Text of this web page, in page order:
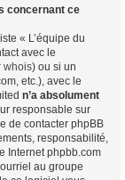
concernant ce
« L’équipe du
avec le
whois) ou si un
etc.), avec le
n’a absolument
responsable sur
de contacter phpBB
responsabilité,
Internet phpbb.com
au groupe